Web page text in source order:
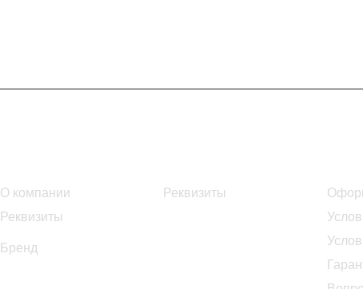
О компании
Реквизиты
Бренд
Реквизиты